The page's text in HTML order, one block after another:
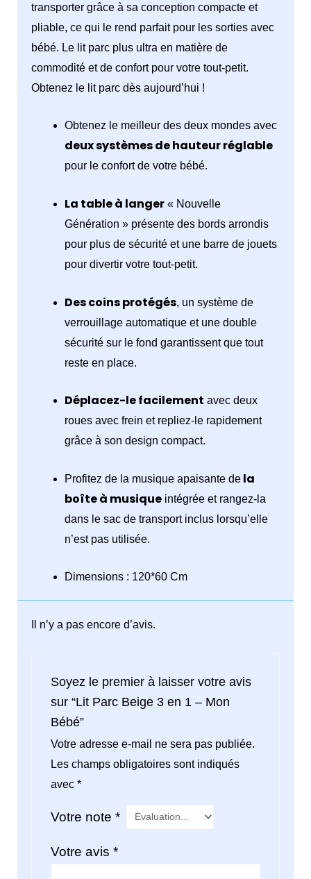
transporter grâce à sa conception compacte et
pliable, ce qui le rend parfait pour les sorties avec
bébé. Le lit parc plus ultra en matière de
commodité et de confort pour votre tout-petit.
Obtenez le lit parc dès aujourd’hui !
Obtenez le meilleur des deux mondes avec
deux systèmes de hauteur réglable
pour le confort de votre bébé.
La table à langer « Nouvelle
Génération » présente des bords arrondis
pour plus de sécurité et une barre de jouets
pour divertir votre tout-petit.
Des coins protégés, un système de
verrouillage automatique et une double
sécurité sur le fond garantissent que tout
reste en place.
Déplacez-le facilement avec deux
roues avec frein et repliez-le rapidement
grâce à son design compact.
Profitez de la musique apaisante de la
boîte à musique intégrée et rangez-la
dans le sac de transport inclus lorsqu’elle
n’est pas utilisée.
Dimensions : 120*60 Cm
Il n’y a pas encore d’avis.
Soyez le premier à laisser votre avis
sur “Lit Parc Beige 3 en 1 – Mon
Bébé”
Votre adresse e-mail ne sera pas publiée.
Les champs obligatoires sont indiqués
avec *
Votre note *
Votre avis *